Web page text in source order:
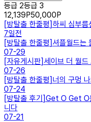
등급 2등급 3
12,139P50,000P
[방탈출 한줄평]하씨 심부름
7일전
[방탈출 한줄평]셔플월드는
07-29
[자유게시판] 세이브 더 월
07-26
[방탈출 한줄평] 너의 구멍
07-24
[방탈출 후기]Get O Get O
니다
07-21